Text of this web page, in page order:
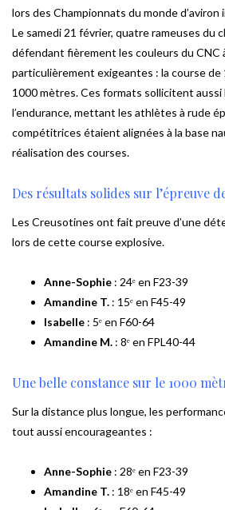
lors des Championnats du monde
Le samedi 21 février, quatre rameuses du
défendant fièrement les couleurs du CNC
particulièrement exigeantes : la course
1000 mètres. Ces formats sollicitent aussi
l’endurance, mettant les athlètes à rude
compétitrices étaient alignées à la base
réalisation des courses.
Des résultats solides sur l’épreuve
Les Creusotines ont fait preuve d’une
lors de cette course explosive.
Anne-Sophie : 24ᵉ en F23-39
Amandine T. : 15ᵉ en F45-49
Isabelle : 5ᵉ en F60-64
Amandine M. : 8ᵉ en FPL40-44
Une belle constance sur le 1000
Sur la distance plus longue, les
tout aussi encourageantes :
Anne-Sophie : 28ᵉ en F23-39
Amandine T. : 18ᵉ en F45-49